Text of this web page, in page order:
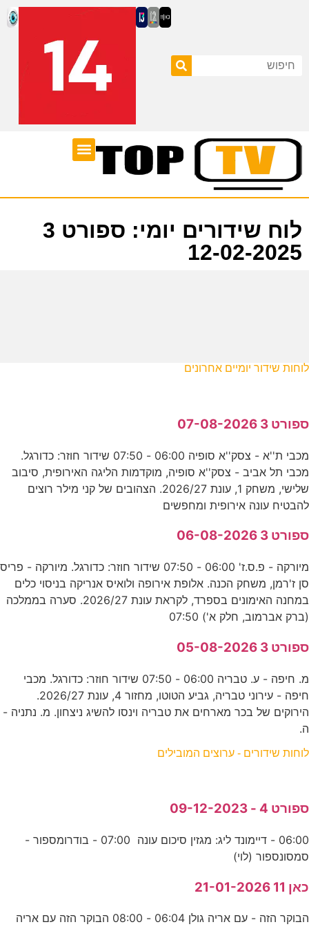
לוח שידורים יומי: ספורט 3
12-02-2025
לוחות שידור יומיים אחרונים
ספורט 3 07-08-2026
מכבי ת''א - צסק''א סופיה 06:00 - 07:50 שידור חוזר: כדורגל.
מכבי תל אביב - צסק''א סופיה, מוקדמות הליגה האירופית, סיבוב
שלישי, משחק 1, עונת 2026/27. הצהובים של קני מילר רוצים
להבטיח עונה אירופית ומחפשים
ספורט 3 06-08-2026
מיורקה - פ.ס.ז' 06:00 - 07:50 שידור חוזר: כדורגל. מיורקה - פריס
סן ז'רמן, משחק הכנה. אלופת אירופה ולואיס אנריקה בניסוי כלים
במחנה האימונים בספרד, לקראת עונת 2026/27. סערה בממלכה
(ברק אברמוב, חלק א') 07:50
ספורט 3 05-08-2026
מ. חיפה - ע. טבריה 06:00 - 07:50 שידור חוזר: כדורגל. מכבי
חיפה - עירוני טבריה, גביע הטוטו, מחזור 4, עונת 2026/27.
הירוקים של בכר מארחים את טבריה וינסו להשיג ניצחון. מ. נתניה -
ה.
לוחות שידורים - ערוצים המובילים
ספורט 4 - 09-12-2023
06:00 - דיימונד ליג: מגזין סיכום עונה 07:00 - בודרומספור -
סמסונספור (לוי)
כאן 11 21-01-2026
הבוקר הזה - עם אריה גולן 06:04 - 08:00 הבוקר הזה עם אריה